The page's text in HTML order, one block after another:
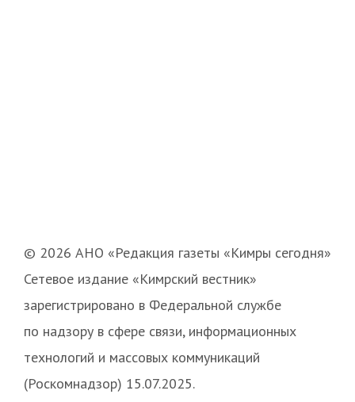
© 2026 АНО «Редакция газеты «Кимры сегодня»
Сетевое издание «Кимрский вестник»
зарегистрировано в Федеральной службе
по надзору в сфере связи, информационных
технологий и массовых коммуникаций
(Роскомнадзор) 15.07.2025.